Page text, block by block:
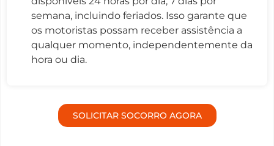
semana, incluindo feriados. Isso garante que
os motoristas possam receber assistência a
qualquer momento, independentemente da
hora ou dia.
SOLICITAR SOCORRO AGORA